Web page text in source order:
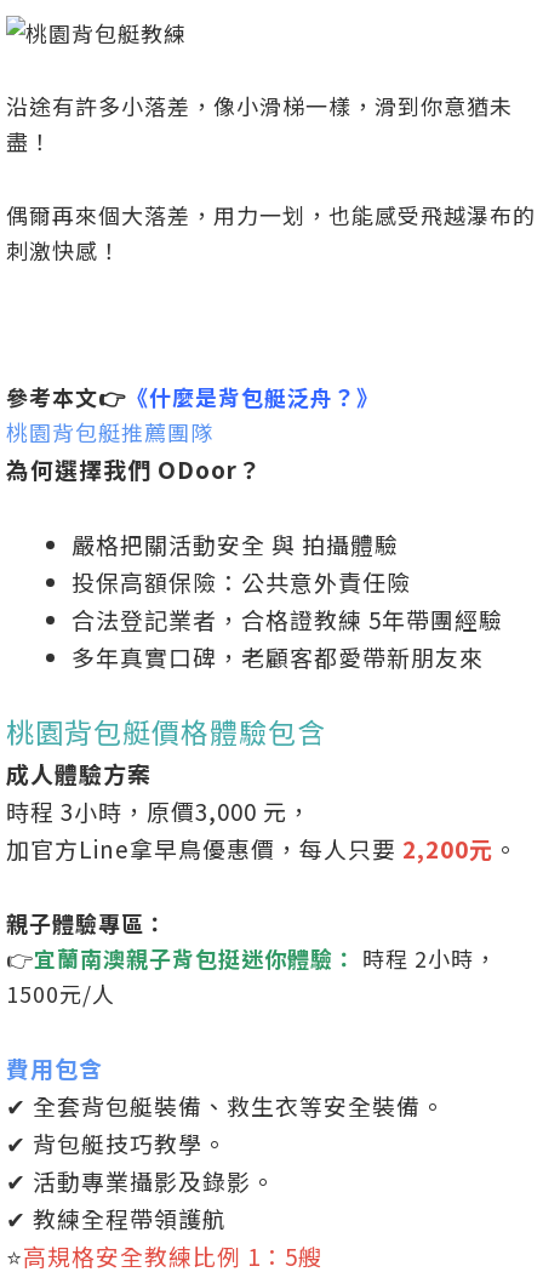
沿途有許多小落差，像小滑梯一樣，滑到你意猶未
盡！
偶爾再來個大落差，用力一划，也能感受飛越瀑布的
刺激快感！
參考本文👉 《什麼是背包艇泛舟？》
桃園背包艇推薦團隊
為何選擇我們 ODoor？
嚴格把關活動安全 與 拍攝體驗
投保高額保險：公共意外責任險
合法登記業者，合格證教練 5年帶團經驗
多年真實口碑，老顧客都愛帶新朋友來
桃園背包艇價格體驗包含
成人體驗方案
時程 3小時，原價3,000 元，
加官方Line拿早鳥優惠價，每人只要 2,200元 。
親子體驗專區：
👉宜蘭南澳親子背包挺迷你體驗： 時程 2小時，
1500元/人
費用包含
✔ 全套背包艇裝備、救生衣等安全裝備。
✔ 背包艇技巧教學。
✔ 活動專業攝影及錄影。
✔ 教練全程帶領護航
⭐高規格安全教練比例 1：5艘